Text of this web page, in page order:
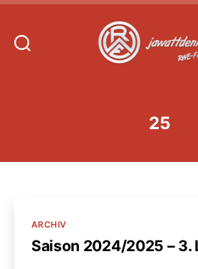
25
Kategorien
ARCHIV
Saison 2024/2025 – 3.